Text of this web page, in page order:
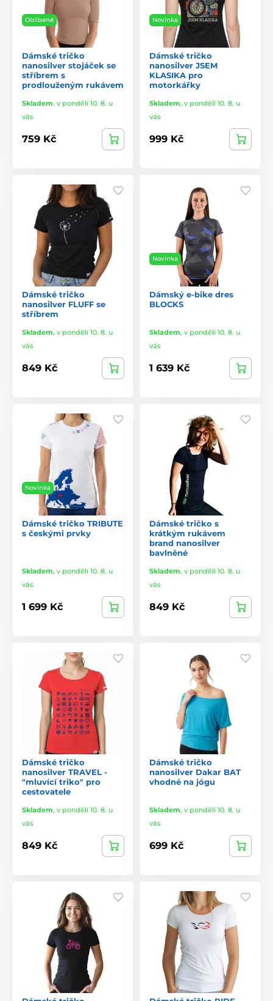
Oblíbené
Dámské tričko
nanosilver stojáček se
stříbrem s
prodlouženým rukávem
Skladem, v pondělí 10. 8. u
vás
759 Kč
Novinka
Dámské tričko
nanosilver JSEM
KLASIKA pro
motorkářky
Skladem, v pondělí 10. 8. u
vás
999 Kč
Dámské tričko
nanosilver FLUFF se
stříbrem
Skladem, v pondělí 10. 8. u
vás
849 Kč
Novinka
Dámský e-bike dres
BLOCKS
Skladem, v pondělí 10. 8. u
vás
1 639 Kč
Novinka
Dámské tričko TRIBUTE
s českými prvky
Skladem, v pondělí 10. 8. u
vás
1 699 Kč
Dámské tričko s
krátkým rukávem
brand nanosilver
bavlněné
Skladem, v pondělí 10. 8. u
vás
849 Kč
Dámské tričko
nanosilver TRAVEL -
"mluvící triko" pro
cestovatele
Skladem, v pondělí 10. 8. u
vás
849 Kč
Dámské tričko
nanosilver Dakar BAT
vhodné na jógu
Skladem, v pondělí 10. 8. u
vás
699 Kč